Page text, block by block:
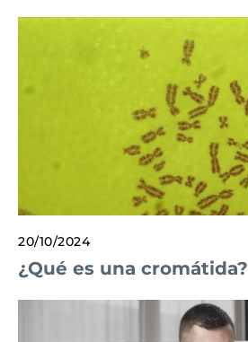
20/10/2024
¿Qué es una cromátida?